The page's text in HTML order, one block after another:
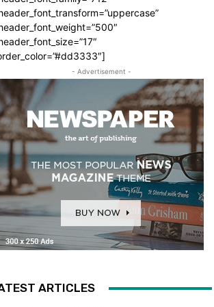
- Advertisement -
ARTICLES